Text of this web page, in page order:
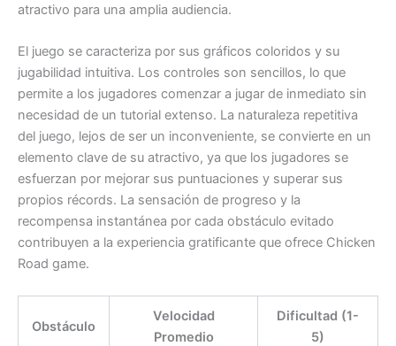
atractivo para una amplia audiencia.
El juego se caracteriza por sus gráficos coloridos y su
jugabilidad intuitiva. Los controles son sencillos, lo que
permite a los jugadores comenzar a jugar de inmediato sin
necesidad de un tutorial extenso. La naturaleza repetitiva
del juego, lejos de ser un inconveniente, se convierte en un
elemento clave de su atractivo, ya que los jugadores se
esfuerzan por mejorar sus puntuaciones y superar sus
propios récords. La sensación de progreso y la
recompensa instantánea por cada obstáculo evitado
contribuyen a la experiencia gratificante que ofrece Chicken
Road game.
Obstáculo
Velocidad
Promedio
Dificultad (1-
5)